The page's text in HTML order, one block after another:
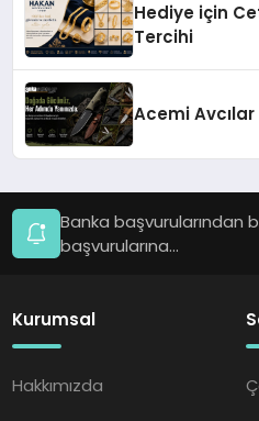
Hediye için
Tercihi
Acemi Avcılar
Banka başvurularından
başvurularına...
Kurumsal
Hakkımızda